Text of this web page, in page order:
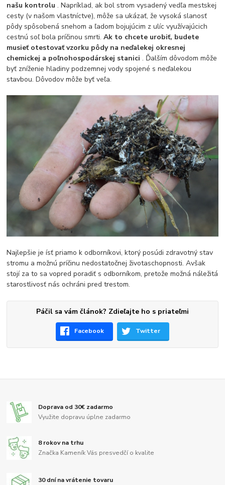
našu kontrolu. Napríklad, ak bol strom vysadený vedľa mestskej
cesty (v našom vlastníctve), môže sa ukázať, že vysoká slanosť
pôdy spôsobená snehom a ľadom bojujúcim z ulíc využívajúcich
cestnú soľ bola príčinou smrti.Ak to chcete urobiť, budete
musieť otestovať vzorku pôdy na neďalekej okresnej
chemickej a poľnohospodárskej stanici. Ďalším dôvodom môže
byť zníženie hladiny podzemnej vody spojené s neďalekou
stavbou. Dôvodov môže byť veľa.
Najlepšie je ísť priamo k odborníkovi, ktorý posúdi zdravotný stav
stromu a možnú príčinu nedostatočnej životaschopnosti. Avšak
stojí za to sa vopred poradiť s odborníkom, pretože možná náležitá
starostlivosť nás ochráni pred trestom.
Páčil sa vám článok? Zdieľajte ho s priateľmi
Facebook Twitter
Doprava od 30€ zadarmo
Využite dopravu úplne zadarmo
8 rokov na trhu
Značka Kameník Vás presvedčí o kvalite
30 dní na vrátenie tovaru